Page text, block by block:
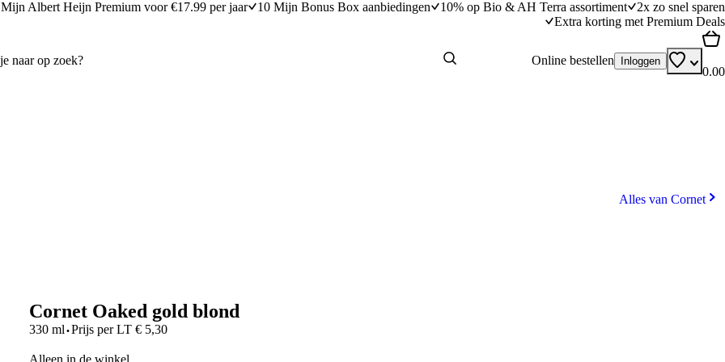
Mijn Albert Heijn Premium voor €17.99 per jaar 10 Mijn Bonus Box aanbiedingen 10% op Bio & AH Terra assortiment
2x zo snel sparen
Extra korting met Premium Deals
Online bestellen Inloggen
0.00
Alles van Cornet
Cornet Oaked gold blond
330 ml·Prijs per LT€ 5,30
Alleen in de winkel